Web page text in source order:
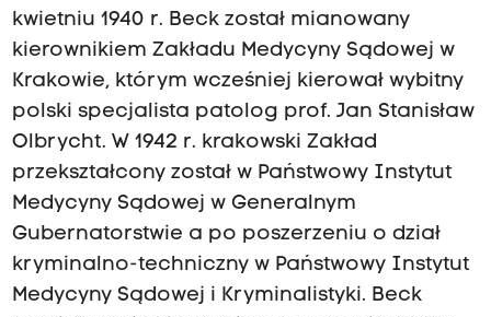
kwietniu 1940 r. Beck został mianowany
kierownikiem Zakładu Medycyny Sądowej w
Krakowie, którym wcześniej kierował wybitny
polski specjalista patolog prof. Jan Stanisław
Olbrycht. W 1942 r. krakowski Zakład
przekształcony został w Państwowy Instytut
Medycyny Sądowej w Generalnym
Gubernatorstwie a po poszerzeniu o dział
kryminalno-techniczny w Państwowy Instytut
Medycyny Sądowej i Kryminalistyki. Beck